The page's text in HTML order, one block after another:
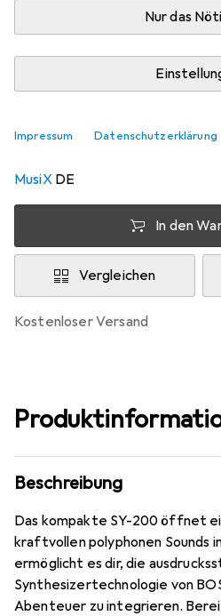
Nur das
Impressum Datenschutzerklärung
Zwischen Mi, 12.8. und Do,
Nur 3 Stück an Lager beim
MusiX DE
In den
Vergleichen
kostenloser Versand
Beschreibung
Das kompakte SY-200 öffnet
kraftvollen polyphonen Sounds
ermöglicht es dir, die
Synthesizertechnologie von
Abenteuer zu integrieren.